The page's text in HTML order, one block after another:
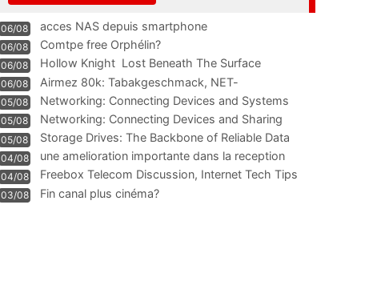
06/08 acces NAS depuis smartphone
06/08 Comtpe free Orphélin?
06/08 Hollow Knight  Lost Beneath The Surface
06/08
Airmez 80k: Tabakgeschmack, NET-
Technologie und Leistung im
05/08 Networking: Connecting Devices and Systems
05/08
Networking: Connecting Devices and Sharing
Information
05/08
Storage Drives: The Backbone of Reliable Data
Management
04/08
une amelioration importante dans la reception
WIFI
04/08
Freebox Telecom Discussion, Internet Tech Tips
Communi
03/08 Fin canal plus cinéma?